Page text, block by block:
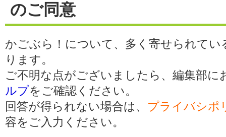
のご同意
かごぶら！について、多く寄せられてい
ります。
ご不明な点がございましたら、編集部
ルプをご確認ください。
回答が得られない場合は、 プライバシポ
容をご入力ください。